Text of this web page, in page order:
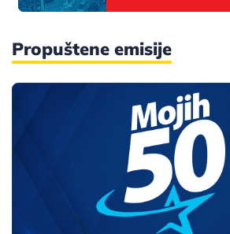
Propuštene emisije